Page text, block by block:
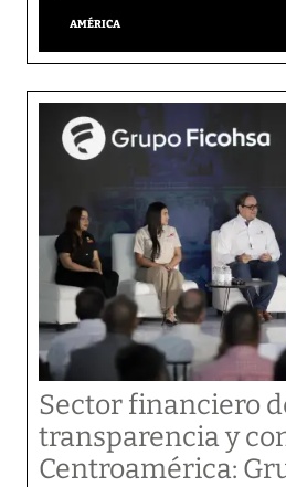
AMÉRICA
Sector financiero
transparencia y
Centroamérica: